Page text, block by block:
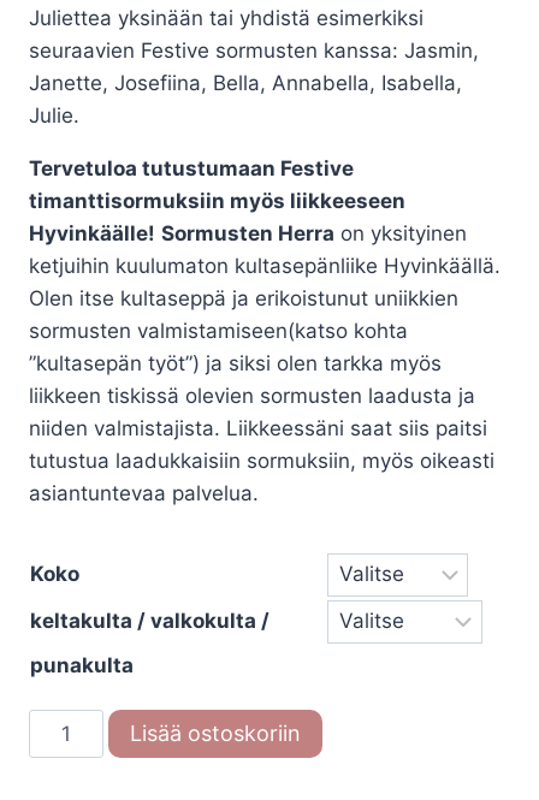
Juliettea yksinään tai yhdistä esimerkiksi
seuraavien Festive sormusten kanssa: Jasmin,
Janette, Josefiina, Bella, Annabella, Isabella,
Julie.
Tervetuloa tutustumaan Festive
timanttisormuksiin myös liikkeeseen
Hyvinkäälle! Sormusten Herra on yksityinen
ketjuihin kuulumaton kultasepänliike Hyvinkäällä.
Olen itse kultaseppä ja erikoistunut uniikkien
sormusten valmistamiseen(katso kohta
”kultasepän työt”) ja siksi olen tarkka myös
liikkeen tiskissä olevien sormusten laadusta ja
niiden valmistajista. Liikkeessäni saat siis paitsi
tutustua laadukkaisiin sormuksiin, myös oikeasti
asiantuntevaa palvelua.
Koko
keltakulta / valkokulta /
punakulta
Festive
Juliette
Lisää ostoskoriin